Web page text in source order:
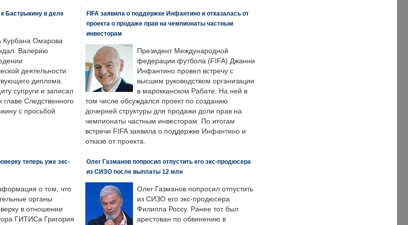
Бастрыкину в деле
Курбана Омарова
Валерию
деятельности
диплома.
супруги и записал
главе Следственного
с просьбой
FIFA заявила о поддержке Инфантино и отказалась от
проекта о продаже прав на чемпионаты частным
инвесторам
Президент Международной
федерации футбола (FIFA) Джанни
Инфантино провел встречу с
высшим руководством организации
в марокканском Рабате. На ней в
том числе обсуждался проект по созданию
дочерней структуры для продажи доли прав на
чемпионаты частным инвесторам. По итогам
встречи FIFA заявила о поддержке Инфантино и
отказе от проекта.
теперь уже экс-
о том, что
органы
в отношении
ГИТИСа Григория
Олег Газманов попросил отпустить его экс-продюсера
из СИЗО после выплаты 12 млн
Олег Газманов попросил отпустить
из СИЗО его экс-продюсера
Филиппа Россу. Ранее тот был
арестован по обвинению в